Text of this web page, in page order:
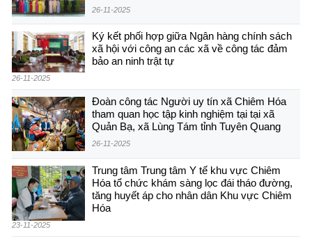
26-11-2025
Ký kết phối hợp giữa Ngân hàng chính sách
xã hội với công an các xã về công tác đảm
bảo an ninh trật tự
26-11-2025
Đoàn công tác Người uy tín xã Chiêm Hóa
tham quan học tập kinh nghiệm tại tại xã
Quản Bạ, xã Lùng Tám tỉnh Tuyên Quang
26-11-2025
Trung tâm Trung tâm Y tế khu vực Chiêm
Hóa tổ chức khám sàng lọc đái tháo đường,
tăng huyết áp cho nhân dân Khu vực Chiêm
Hóa
23-11-2025